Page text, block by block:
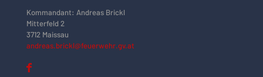
Kommandant: Andreas Brickl
Mitterfeld 2
3712 Maissau
andreas.brickl@feuerwehr.gv.at